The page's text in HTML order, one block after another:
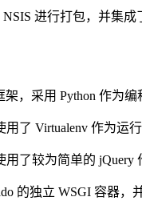
进行打包，并集
架，采用 Python 作为
了 Virtualenv 作为运行
了较为简单的 jQuery
的独立 WSGI 容器，